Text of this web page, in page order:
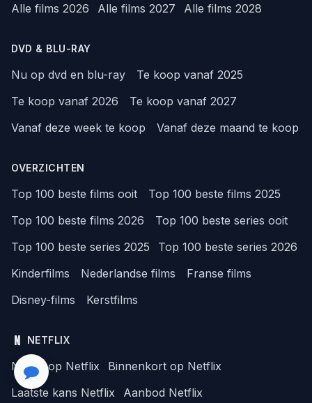
Alle films 2026
Alle films 2027 Alle films 2028
DVD & BLU-RAY
Nu op dvd en blu-ray
Te koop vanaf 2025
Te koop vanaf 2026
Te koop vanaf 2027
Vanaf deze week te koop
Vanaf deze maand te koop
OVERZICHTEN
Top 100 beste films ooit
Top 100 beste films 2025
Top 100 beste films 2026
Top 100 beste series ooit
Top 100 beste series 2025
Top 100 beste series 2026
Kinderfilms
Nederlandse films
Franse films
Disney-films
Kerstfilms
NETFLIX
Nieuw op Netflix
Binnenkort op Netflix
Laatste kans Netflix
Aanbod Netflix